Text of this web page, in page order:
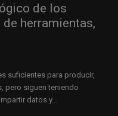
de los
herramientas,
suficientes para producir,
pero siguen teniendo
datos y...